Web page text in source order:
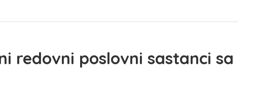
redovni poslovni sastanci sa